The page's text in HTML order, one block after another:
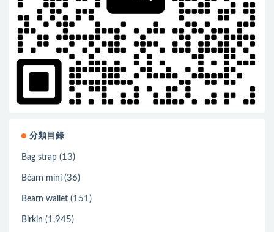
分類目錄
Bag strap (13)
Béarn mini (36)
Bearn wallet (151)
Birkin (1,945)